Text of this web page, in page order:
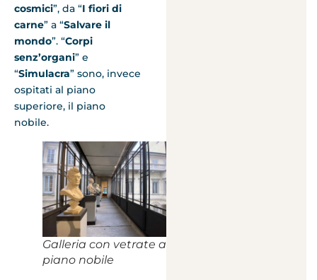
cosmici”, da “I fiori di
carne” a “Salvare il
mondo”. “Corpi
senz’organi” e
“Simulacra” sono, invece
ospitati al piano
superiore, il piano
nobile.
Galleria con vetrate al
piano nobile